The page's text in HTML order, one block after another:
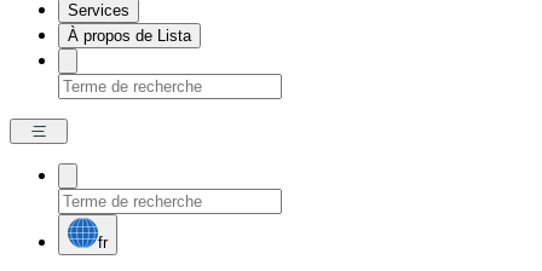
Services
À propos de Lista
fr